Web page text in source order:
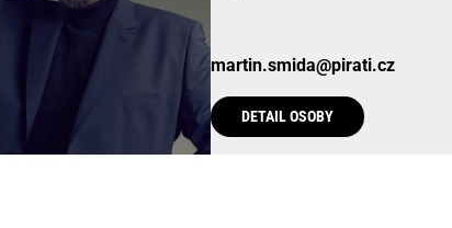
martin.smida@pirati.cz
DETAIL OSOBY